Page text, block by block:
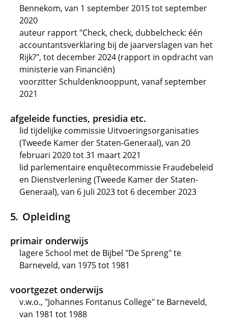
Bennekom, van 1 september 2015 tot september
2020
auteur rapport "Check, check, dubbelcheck: één
accountantsverklaring bij de jaarverslagen van het
Rijk?", tot december 2024 (rapport in opdracht van
ministerie van Financiën)
voorzitter Schuldenknooppunt, vanaf september
2021
afgeleide functies, presidia etc.
lid tijdelijke commissie Uitvoeringsorganisaties
(Tweede Kamer der Staten-Generaal), van 20
februari 2020 tot 31 maart 2021
lid parlementaire enquêtecommissie Fraudebeleid
en Dienstverlening (Tweede Kamer der Staten-
Generaal), van 6 juli 2023 tot 6 december 2023
Opleiding
primair onderwijs
lagere School met de Bijbel "De Spreng" te
Barneveld, van 1975 tot 1981
voortgezet onderwijs
v.w.o., "Johannes Fontanus College" te Barneveld,
van 1981 tot 1988